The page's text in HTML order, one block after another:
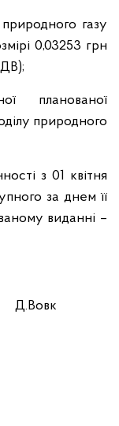
газу
0,03253 грн
планованої
природного
з 01 квітня
за днем її
виданні –
Д.Вовк